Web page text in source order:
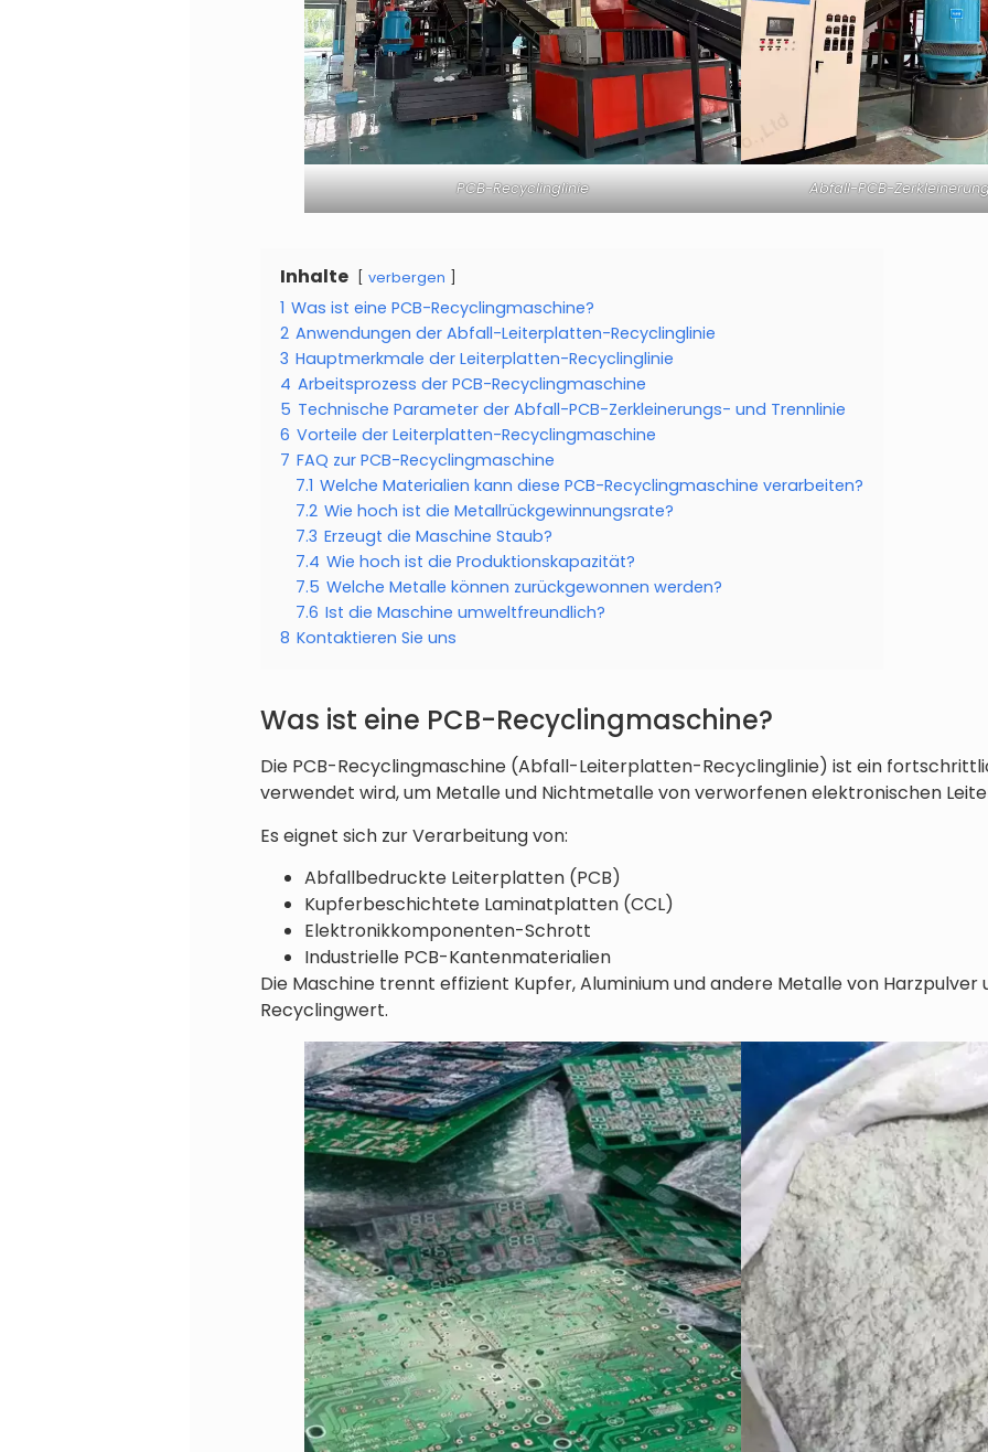
PCB-Recyclinglinie Abfall-PCB-
Inhalte verbergen
1 Was ist eine PCB-Recyclingmaschine?
2 Anwendungen der Abfall-Leiterplatten-Recyclinglinie
3 Hauptmerkmale der Leiterplatten-Recyclinglinie
4 Arbeitsprozess der PCB-Recyclingmaschine
5 Technische Parameter der Abfall-PCB-Zerkleinerungs- und Trennlinie
6 Vorteile der Leiterplatten-Recyclingmaschine
7 FAQ zur PCB-Recyclingmaschine
7.1 Welche Materialien kann diese PCB-Recyclingmaschine verarbeiten?
7.2 Wie hoch ist die Metallrückgewinnungsrate?
7.3 Erzeugt die Maschine Staub?
7.4 Wie hoch ist die Produktionskapazität?
7.5 Welche Metalle können zurückgewonnen werden?
7.6 Ist die Maschine umweltfreundlich?
8 Kontaktieren Sie uns
Was ist eine PCB-Recyclingmaschine?
Die PCB-Recyclingmaschine (Abfall-Leiterplatten-Recyclinglinie) ist ein
verwendet wird, um Metalle und Nichtmetalle von verworfenen elektronischen
Es eignet sich zur Verarbeitung von:
Abfallbedruckte Leiterplatten (PCB)
Kupferbeschichtete Laminatplatten (CCL)
Elektronikkomponenten-Schrott
Industrielle PCB-Kantenmaterialien
Die Maschine trennt effizient Kupfer, Aluminium und andere Metalle von Harzpulver
Recyclingwert.